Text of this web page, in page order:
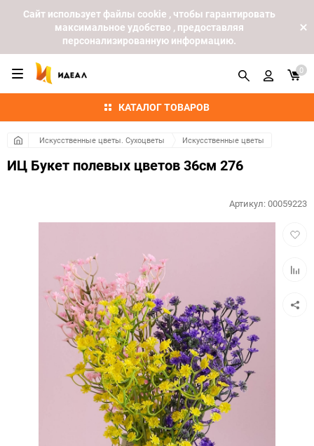
Cайт использует файлы cookie , чтобы гарантировать
максимальное удобство , предоставляя
персонализированную информацию.
КАТАЛОГ ТОВАРОВ
0
Искусственные цветы. Сухоцветы Искусственные цветы
ИЦ Букет полевых цветов 36см 276
Артикул:00059223